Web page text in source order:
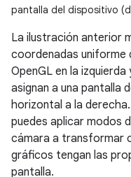
pantalla del dispositivo
La ilustración anterior
coordenadas uniforme
OpenGL en la
asignan a una pantalla
horizontal a la
puedes aplicar modos
cámara a transformar
gráficos tengan las
pantalla.